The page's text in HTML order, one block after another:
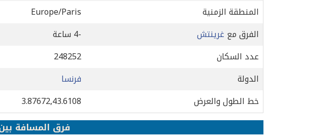
المنطقة الزمنية
Europe/Paris
الفرق مع غرينتش -4 ساعة
عدد السكان
248252
الدولة
فرنسا
خط الطول والعرض
3.87672,43.6108
فرق المسافة